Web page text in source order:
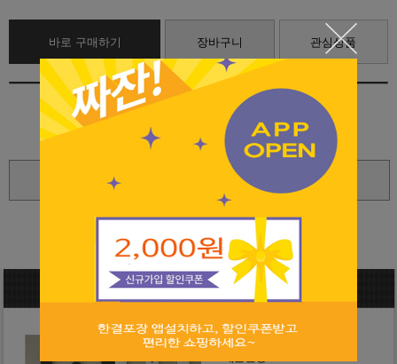
바로 구매하기 장바구니 관심상품
상세 정보를 확대해 보실 수 있습니다